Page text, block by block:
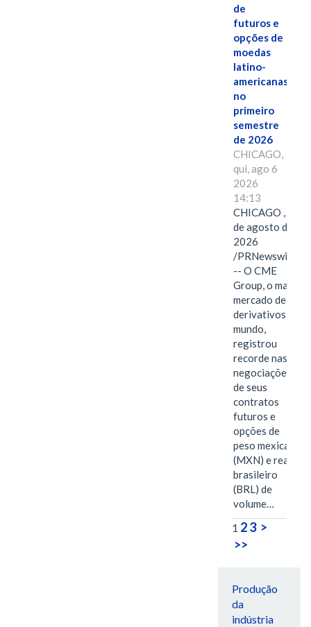
de
futuros e
opções de
moedas
latino-
americanas
no
primeiro
semestre
de 2026
CHICAGO,
qui, ago 6
2026
14:13
CHICAGO , 6
de agosto de
2026
/PRNewswire/
-- O CME
Group, o maior
mercado de
derivativos do
mundo,
registrou
recorde nas
negociações
de seus
contratos
futuros e
opções de
peso mexicano
(MXN) e real
brasileiro
(BRL) de
volume…
1 23 >
>>
Produção
da
indústria